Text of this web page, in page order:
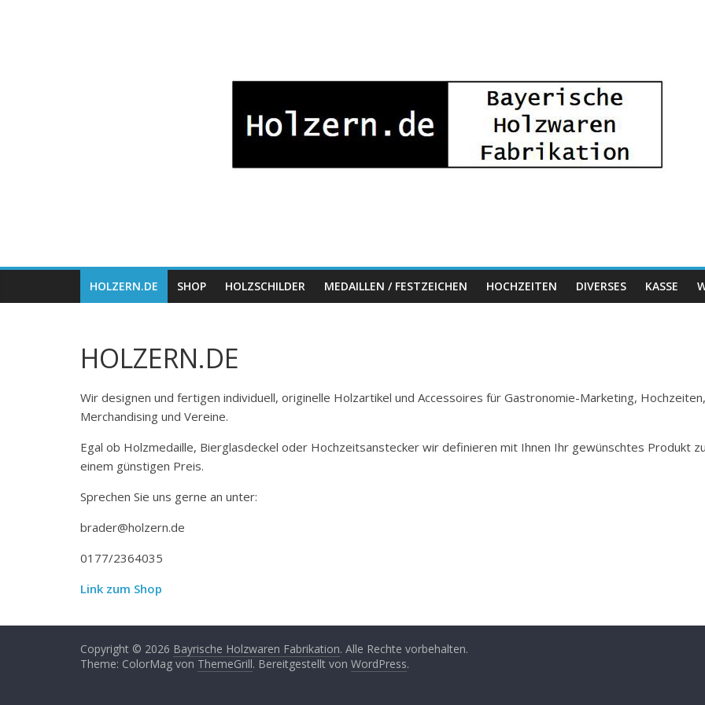
Holzwaren
Fabrikation
HOLZERN.DE SHOP HOLZSCHILDER MEDAILLEN / FESTZEICHEN HOCHZEITEN DIVERSES KASSE
HOLZERN.DE
Wir designen und fertigen individuell, originelle Holzartikel und Accessoires für Gastronomie-Marketing, Hochzeiten,
Merchandising und Vereine.
Egal ob Holzmedaille, Bierglasdeckel oder Hochzeitsanstecker wir definieren mit Ihnen Ihr gewünschtes Produkt
einem günstigen Preis.
Sprechen Sie uns gerne an unter:
brader@holzern.de
0177/2364035
Link zum Shop
Copyright © 2026 Bayrische Holzwaren Fabrikation. Alle Rechte vorbehalten.
Theme: ColorMag von ThemeGrill. Bereitgestellt von WordPress.